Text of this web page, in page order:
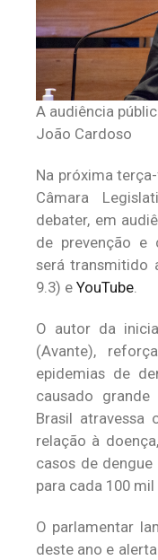
A audiência
João Cardoso
Na próxima
Câmara
debater, em
de prevenção e
será transmitido
9.3) e YouTube.
O autor da
(Avante),
epidemias de
causado
Brasil atravessa
relação à
casos de
para cada 100
O parlamentar
deste ano e